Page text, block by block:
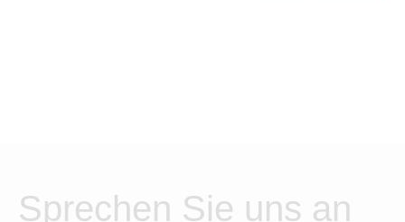
Sprechen Sie uns an